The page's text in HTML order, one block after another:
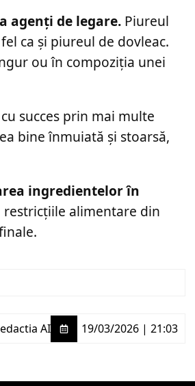
agenți de legare. Piureul
ca și piureul de dovleac.
ou în compoziția unei
succes prin mai multe
bine înmuiată și stoarsă,
ingredientelor în
restricțiile alimentare din
AI 19/03/2026 | 21:03